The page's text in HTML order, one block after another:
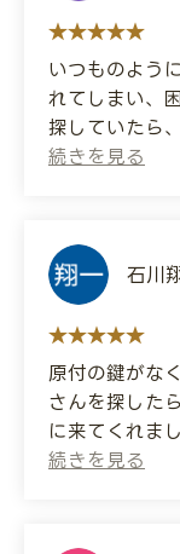
(Translated
I left my
family
so I
that could
happened to
other
was relieved
like to ask
more keys.
いつものよう
れてしまい、
探していたら
で、早速来て
も作ってもら
仕事が早く丁
(Translated
I tried to
the key
for a key
locksmith
They came
石川
原付の鍵がな
さんを探した
に来てくれまし
鍵穴をのぞい
またお願いし